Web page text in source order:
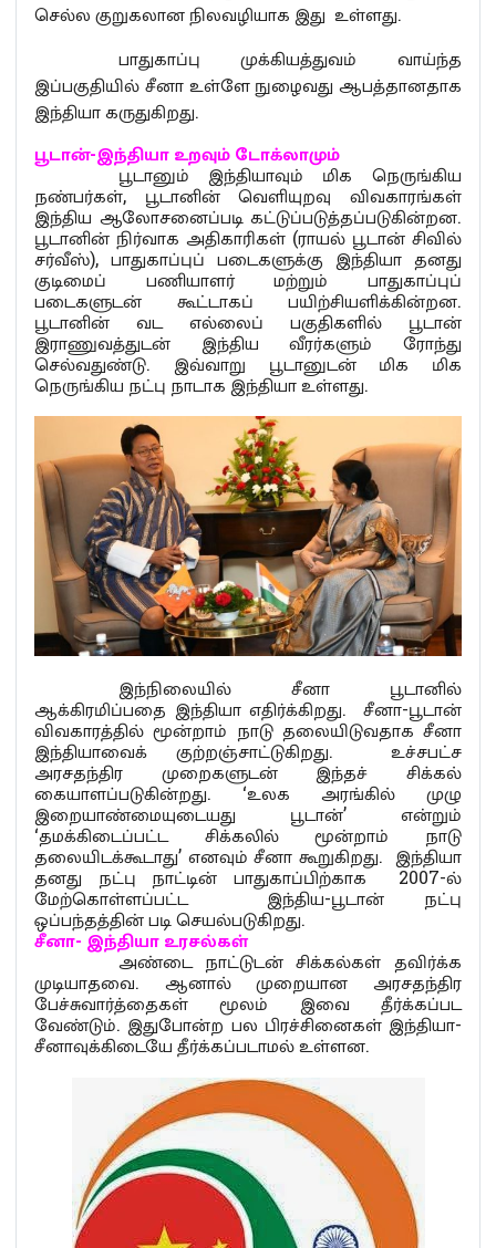
செல்ல குறுகலான நிலவழியாக இது உள்ளது.
பாதுகாப்பு முக்கியத்துவம் வாய்ந்த
இப்பகுதியில் சீனா உள்ளே நுழைவது ஆபத்தானதாக
இந்தியா கருதுகிறது.
பூடான்-இந்தியா உறவும் டோக்லாமும்
பூடானும் இந்தியாவும் மிக நெருங்கிய
நண்பர்கள், பூடானின் வெளியுறவு விவகாரங்கள்
இந்திய ஆலோசனைப்படி கட்டுப்படுத்தப்படுகின்றன.
பூடானின் நிர்வாக அதிகாரிகள் (ராயல் பூடான் சிவில்
சர்வீஸ்), பாதுகாப்புப் படைகளுக்கு இந்தியா தனது
குடிமைப் பணியாளர் மற்றும் பாதுகாப்புப்
படைகளுடன் கூட்டாகப் பயிற்சியளிக்கின்றன.
பூடானின் வட எல்லைப் பகுதிகளில் பூடான்
இராணுவத்துடன் இந்திய வீரர்களும் ரோந்து
செல்வதுண்டு. இவ்வாறு பூடானுடன் மிக மிக
நெருங்கிய நட்பு நாடாக இந்தியா உள்ளது.
இந்நிலையில் சீனா பூடானில்
ஆக்கிரமிப்பதை இந்தியா எதிர்க்கிறது. சீனா-பூடான்
விவகாரத்தில் மூன்றாம் நாடு தலையிடுவதாக சீனா
இந்தியாவைக் குற்றஞ்சாட்டுகிறது. உச்சபட்ச
அரசதந்திர முறைகளுடன் இந்தச் சிக்கல்
கையாளப்படுகின்றது. ‘உலக அரங்கில் முழு
இறையாண்மையுடையது பூடான்’ என்றும்
‘தமக்கிடைப்பட்ட சிக்கலில் மூன்றாம் நாடு
தலையிடக்கூடாது’ எனவும் சீனா கூறுகிறது. இந்தியா
தனது நட்பு நாட்டின் பாதுகாப்பிற்காக 2007-ல்
மேற்கொள்ளப்பட்ட இந்திய-பூடான் நட்பு
ஒப்பந்தத்தின் படி செயல்படுகிறது.
சீனா- இந்தியா உரசல்கள்
அண்டை நாட்டுடன் சிக்கல்கள் தவிர்க்க
முடியாதவை. ஆனால் முறையான அரசதந்திர
பேச்சுவார்த்தைகள் மூலம் இவை தீர்க்கப்பட
வேண்டும். இதுபோன்ற பல பிரச்சினைகள் இந்தியா-
சீனாவுக்கிடையே தீர்க்கப்படாமல் உள்ளன.